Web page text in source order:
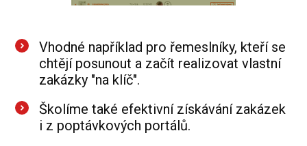
Vhodné například pro řemeslníky, kteří se
chtějí posunout a začít realizovat vlastní
zakázky "na klíč".
Školíme také efektivní získávání zakázek
i z poptávkových portálů.